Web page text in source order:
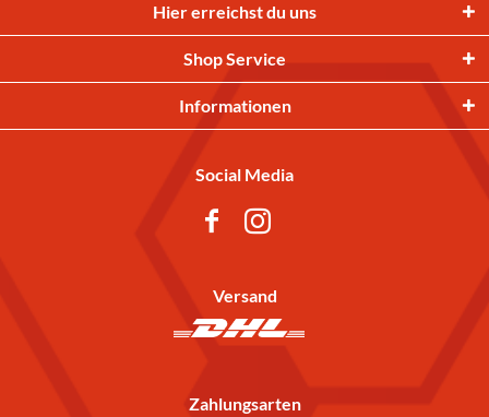
Hier erreichst du uns
Shop Service
Informationen
Social Media
Versand
Zahlungsarten